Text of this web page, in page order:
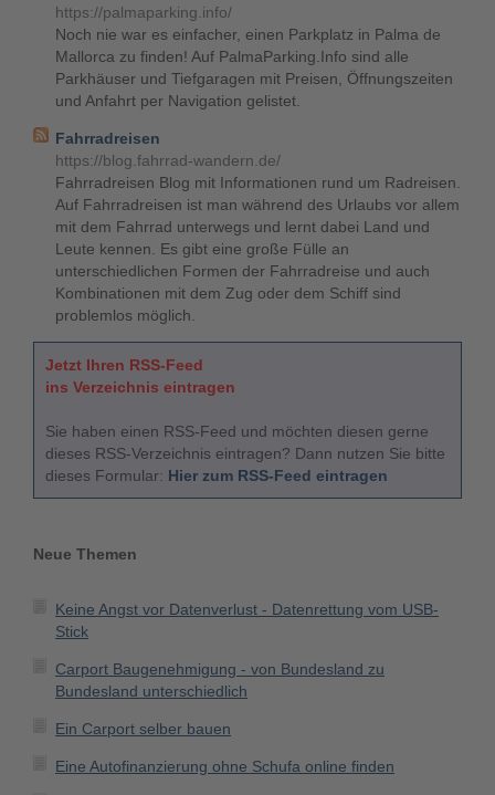
https://palmaparking.info/
Noch nie war es einfacher, einen Parkplatz in Palma de
Mallorca zu finden! Auf PalmaParking.Info sind alle
Parkhäuser und Tiefgaragen mit Preisen, Öffnungszeiten
und Anfahrt per Navigation gelistet.
Fahrradreisen
https://blog.fahrrad-wandern.de/
Fahrradreisen Blog mit Informationen rund um Radreisen.
Auf Fahrradreisen ist man während des Urlaubs vor allem
mit dem Fahrrad unterwegs und lernt dabei Land und
Leute kennen. Es gibt eine große Fülle an
unterschiedlichen Formen der Fahrradreise und auch
Kombinationen mit dem Zug oder dem Schiff sind
problemlos möglich.
Jetzt Ihren RSS-Feed
ins Verzeichnis eintragen
Sie haben einen RSS-Feed und möchten diesen gerne
dieses RSS-Verzeichnis eintragen? Dann nutzen Sie bitte
dieses Formular: Hier zum RSS-Feed eintragen
Neue Themen
Keine Angst vor Datenverlust - Datenrettung vom USB-
Stick
Carport Baugenehmigung - von Bundesland zu
Bundesland unterschiedlich
Ein Carport selber bauen
Eine Autofinanzierung ohne Schufa online finden